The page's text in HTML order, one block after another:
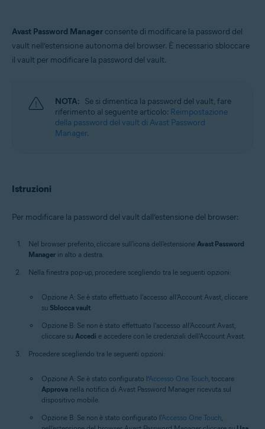
Prodotti:
Avast Password Manager
Avast Password Manager consente di modificare la password del
vault nell’estensione autonoma del browser. È necessario sbloccare
il vault per modificare la password del vault.
NOTA: Se si dimentica la password del vault, fare
riferimento al seguente articolo: Reimpostazione
della password del vault di Avast Password
Manager.
Istruzioni
Per modificare la password del vault dall’estensione del browser:
Nel browser preferito, cliccare sull'icona dell'estensione Avast Password
Manager in alto a destra.
Nella finestra pop-up, procedere scegliendo tra le seguenti opzioni:
Opzione A: Se è stato effettuato l'accesso all'Account Avast, cliccare
su Sblocca vault.
Opzione B: Se non è stato effettuato l'accesso all'Account Avast,
cliccare su Accedi e accedere con le credenziali dell'Account Avast.
Procedere scegliendo tra le seguenti opzioni:
Opzione A: Se è stato configurato l’Accesso One Touch, toccare
Approva nella notifica di Avast Password Manager ricevuta sul
dispositivo mobile.
Opzione B: Se non è stato configurato l'Accesso One Touch,